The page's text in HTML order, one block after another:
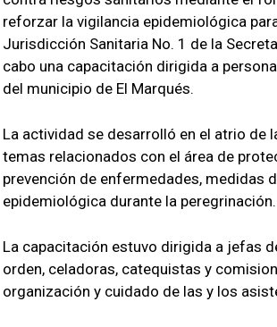
reforzar la vigilancia epidemiológica
Jurisdicción Sanitaria No. 1 de la
cabo una capacitación dirigida a
del municipio de El Marqués.
La actividad se desarrolló en el atrio de
temas relacionados con el área de
prevención de enfermedades, medidas
epidemiológica durante la peregrinación.
La capacitación estuvo dirigida a jefas
orden, celadoras, catequistas y
organización y cuidado de las y los